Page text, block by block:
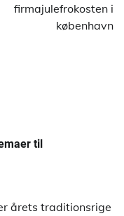
firmajulefrokosten i
københavn
til
årets traditionsrige